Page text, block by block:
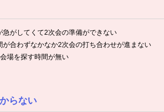
急がしてくて2次会の準備ができない
が合わずなかなか2次会の打ち合わせが進まない
場を探す時間が無い
らない